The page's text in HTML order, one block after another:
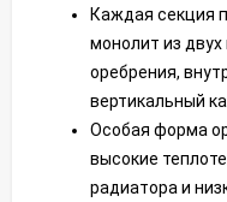
Каждая секция
монолит из
оребрения,
вертикальный
Особая форма
высокие
радиатора и